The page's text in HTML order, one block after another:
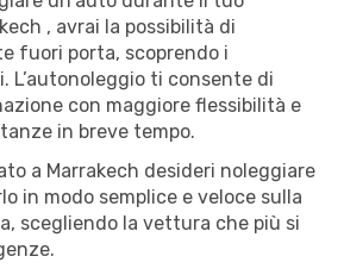
, avrai la possibilità di
fuori porta, scoprendo i
ti consente di
con maggiore flessibilità e
in breve tempo.
a Marrakech desideri noleggiare
in modo semplice e veloce sulla
scegliendo la vettura che più si